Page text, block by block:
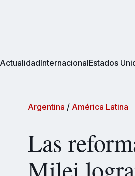
ActualidadInternacionalEstados
Argentina / América Latina
Las
Milei